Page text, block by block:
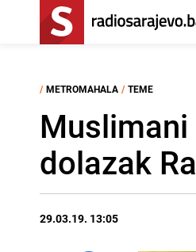
/ METROMAHALA / TEME
dolazak
29.03.19. 13:05